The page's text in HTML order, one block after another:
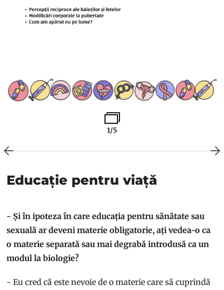
1/5
Educație pentru viață
- Și în ipoteza în care educația pentru sănătate sau
sexuală ar deveni materie obligatorie, ați vedea-o ca
o materie separată sau mai degrabă introdusă ca un
modul la biologie?
- Eu cred că este nevoie de o materie care să cuprindă